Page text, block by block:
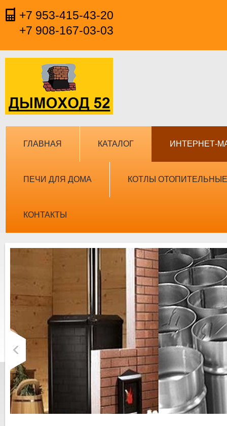
+7 953-415-43-20
+7 908-167-03-03
ГЛАВНАЯ КАТАЛОГ ИНТЕРНЕТ-
ПЕЧИ ДЛЯ ДОМА КОТЛЫ ОТОПИТЕЛЬНЫЕ
КОНТАКТЫ